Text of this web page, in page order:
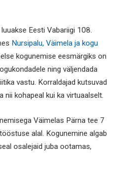
Eesti Vabariigi 108.
Nursipalu, Väimela ja kogu
kogunemise eesmärgiks on
ning väljendada
vastu. Korraldajad kutsuvad
nii kohapeal kui ka virtuaalselt.
Väimelas Pärna tee 7
alal. Kogunemine algab
osalejaid juba ootamas,